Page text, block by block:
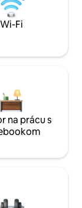
Wi-Fi
na prácu s